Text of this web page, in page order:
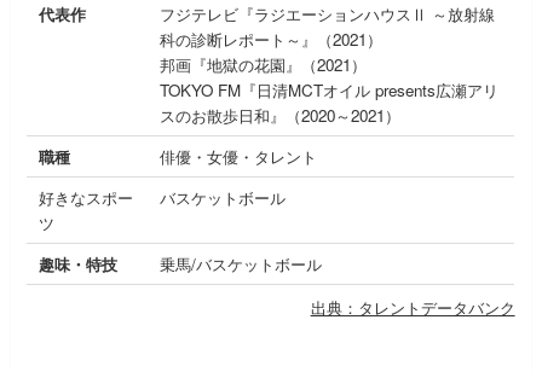
代表作
フジテレビ『ラジエーションハウスⅡ ～放射線
科の診断レポート～』（2021）
邦画『地獄の花園』（2021）
TOKYO FM『日清MCTオイル presents広瀬アリ
スのお散歩日和』（2020～2021）
職種
俳優・女優・タレント
好きなスポー
ツ
バスケットボール
趣味・特技
乗馬/バスケットボール
出典：タレントデータバンク